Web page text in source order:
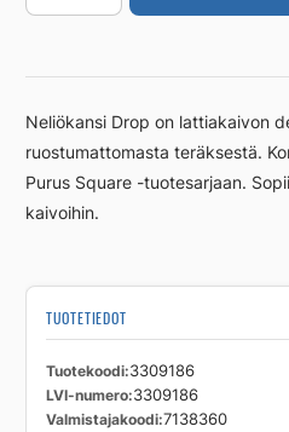
neliö
Drop
(Drop)
määrä
Neliökansi Drop on lattiakaivon
ruostumattomasta teräksestä.
Purus Square -tuotesarjaan.
kaivoihin.
TUOTETIEDOT
Tuotekoodi 3309186
LVI-numero 3309186
Valmistajakoodi 7138360